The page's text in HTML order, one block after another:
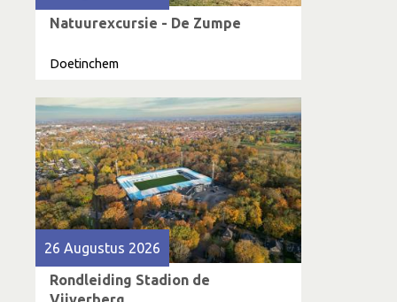
Natuurexcursie - De Zumpe
Doetinchem
26 Augustus 2026
Rondleiding Stadion de